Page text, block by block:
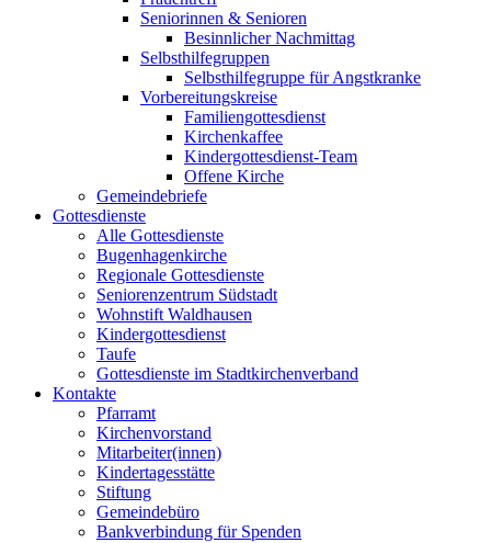
Seniorinnen & Senioren
Besinnlicher Nachmittag
Selbsthilfegruppen
Selbsthilfegruppe für Angstkranke
Vorbereitungskreise
Familiengottesdienst
Kirchenkaffee
Kindergottesdienst-Team
Offene Kirche
Gemeindebriefe
Gottesdienste
Alle Gottesdienste
Bugenhagenkirche
Regionale Gottesdienste
Seniorenzentrum Südstadt
Wohnstift Waldhausen
Kindergottesdienst
Taufe
Gottesdienste im Stadtkirchenverband
Kontakte
Pfarramt
Kirchenvorstand
Mitarbeiter(innen)
Kindertagesstätte
Stiftung
Gemeindebüro
Bankverbindung für Spenden